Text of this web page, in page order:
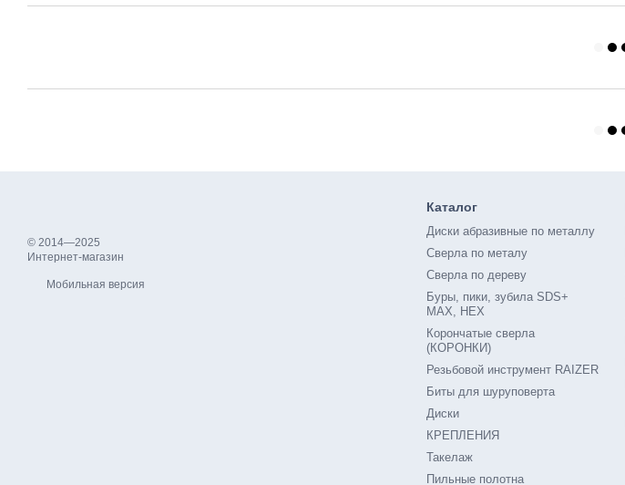
© 2014—2025
Интернет-магазин
Мобильная версия
Каталог
Диски абразивные по металлу
Сверла по металу
Сверла по дереву
Буры, пики, зубила SDS+
MAX, HEX
Корончатые сверла
(КОРОНКИ)
Резьбовой инструмент RAIZER
Биты для шуруповерта
Диски
КРЕПЛЕНИЯ
Такелаж
Пильные полотна